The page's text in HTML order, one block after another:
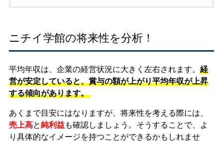
ニチイ学館の将来性を分析！
平均年収は、企業の経営状況に大きく左右されます。 経
営が安定していると、賞与の額が上がり平均年収が上昇
する傾向があります。
あくまで目安にはなりますが、将来性を考える際には、
売上高と純利益も確認しましょう。そうすることで、よ
り具体的なイメージを持つことができるかもしれませ